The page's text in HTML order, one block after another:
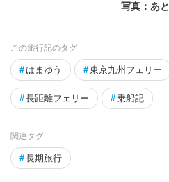
写真：あと
この旅行記のタグ
# はまゆう #東京九州フェリー
#長距離フェリー #乗船記
関連タグ
#長期旅行